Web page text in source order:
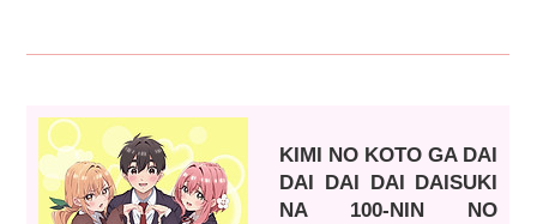
KIMI NO KOTO GA DAI
DAI DAI DAI DAISUKI
NA 100-NIN NO